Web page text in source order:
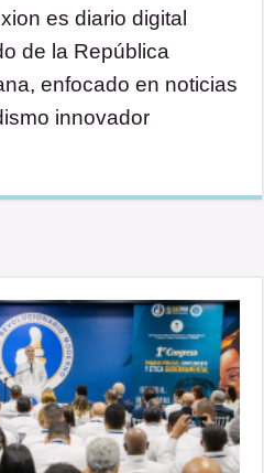
es diario digital
de la República
enfocado en noticias
innovador